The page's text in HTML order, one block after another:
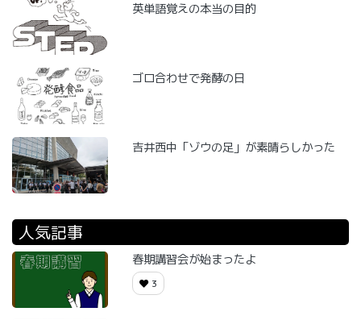
英単語覚えの本当の目的
ゴロ合わせで発酵の日
吉井西中「ゾウの足」が素晴らしかった
人気記事
春期講習会が始まったよ
3